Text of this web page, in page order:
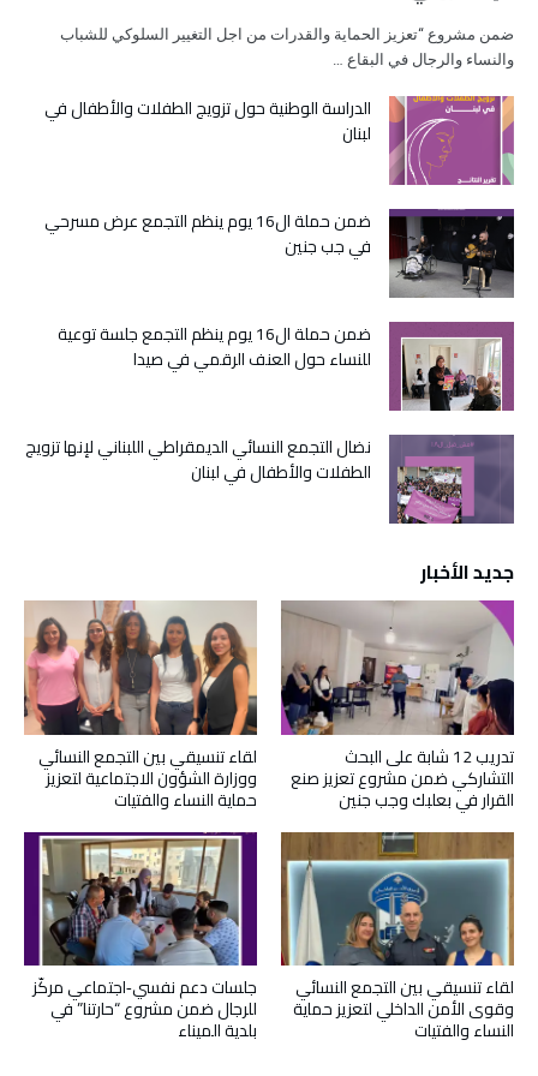
ضمن مشروع “تعزيز الحماية والقدرات من اجل التغيير السلوكي للشباب
والنساء والرجال في البقاع …
الدراسة الوطنية حول تزويج الطفلات والأطفال في
لبنان
ضمن حملة ال16 يوم ينظم التجمع عرض مسرحي
في جب جنين
ضمن حملة ال16 يوم ينظم التجمع جلسة توعية
للنساء حول العنف الرقمي في صيدا
نضال التجمع النسائي الديمقراطي اللبناني لإنها تزويج
الطفلات والأطفال في لبنان
جديد الأخبار
لقاء تنسيقي بين التجمع النسائي
ووزارة الشؤون الاجتماعية لتعزيز
حماية النساء والفتيات
تدريب 12 شابة على البحث
التشاركي ضمن مشروع تعزيز صنع
القرار في بعلبك وجب جنين
جلسات دعم نفسي‑اجتماعي مركّز
للرجال ضمن مشروع “حارتنا” في
بلدية الميناء
لقاء تنسيقي بين التجمع النسائي
وقوى الأمن الداخلي لتعزيز حماية
النساء والفتيات